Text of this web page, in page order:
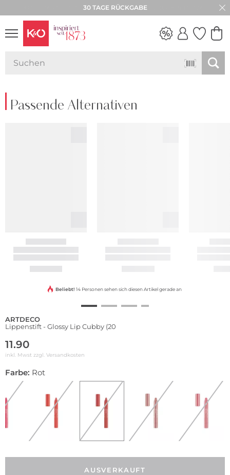
30 TAGE RÜCKGABE
Passende Alternativen
Beliebt! 14 Personen sehen sich diesen Artikel gerade an
ARTDECO
Lippenstift - Glossy Lip Cubby (20
11.90
inkl. Mwst zzgl. Versandkosten
Farbe: Rot
AUSVERKAUFT